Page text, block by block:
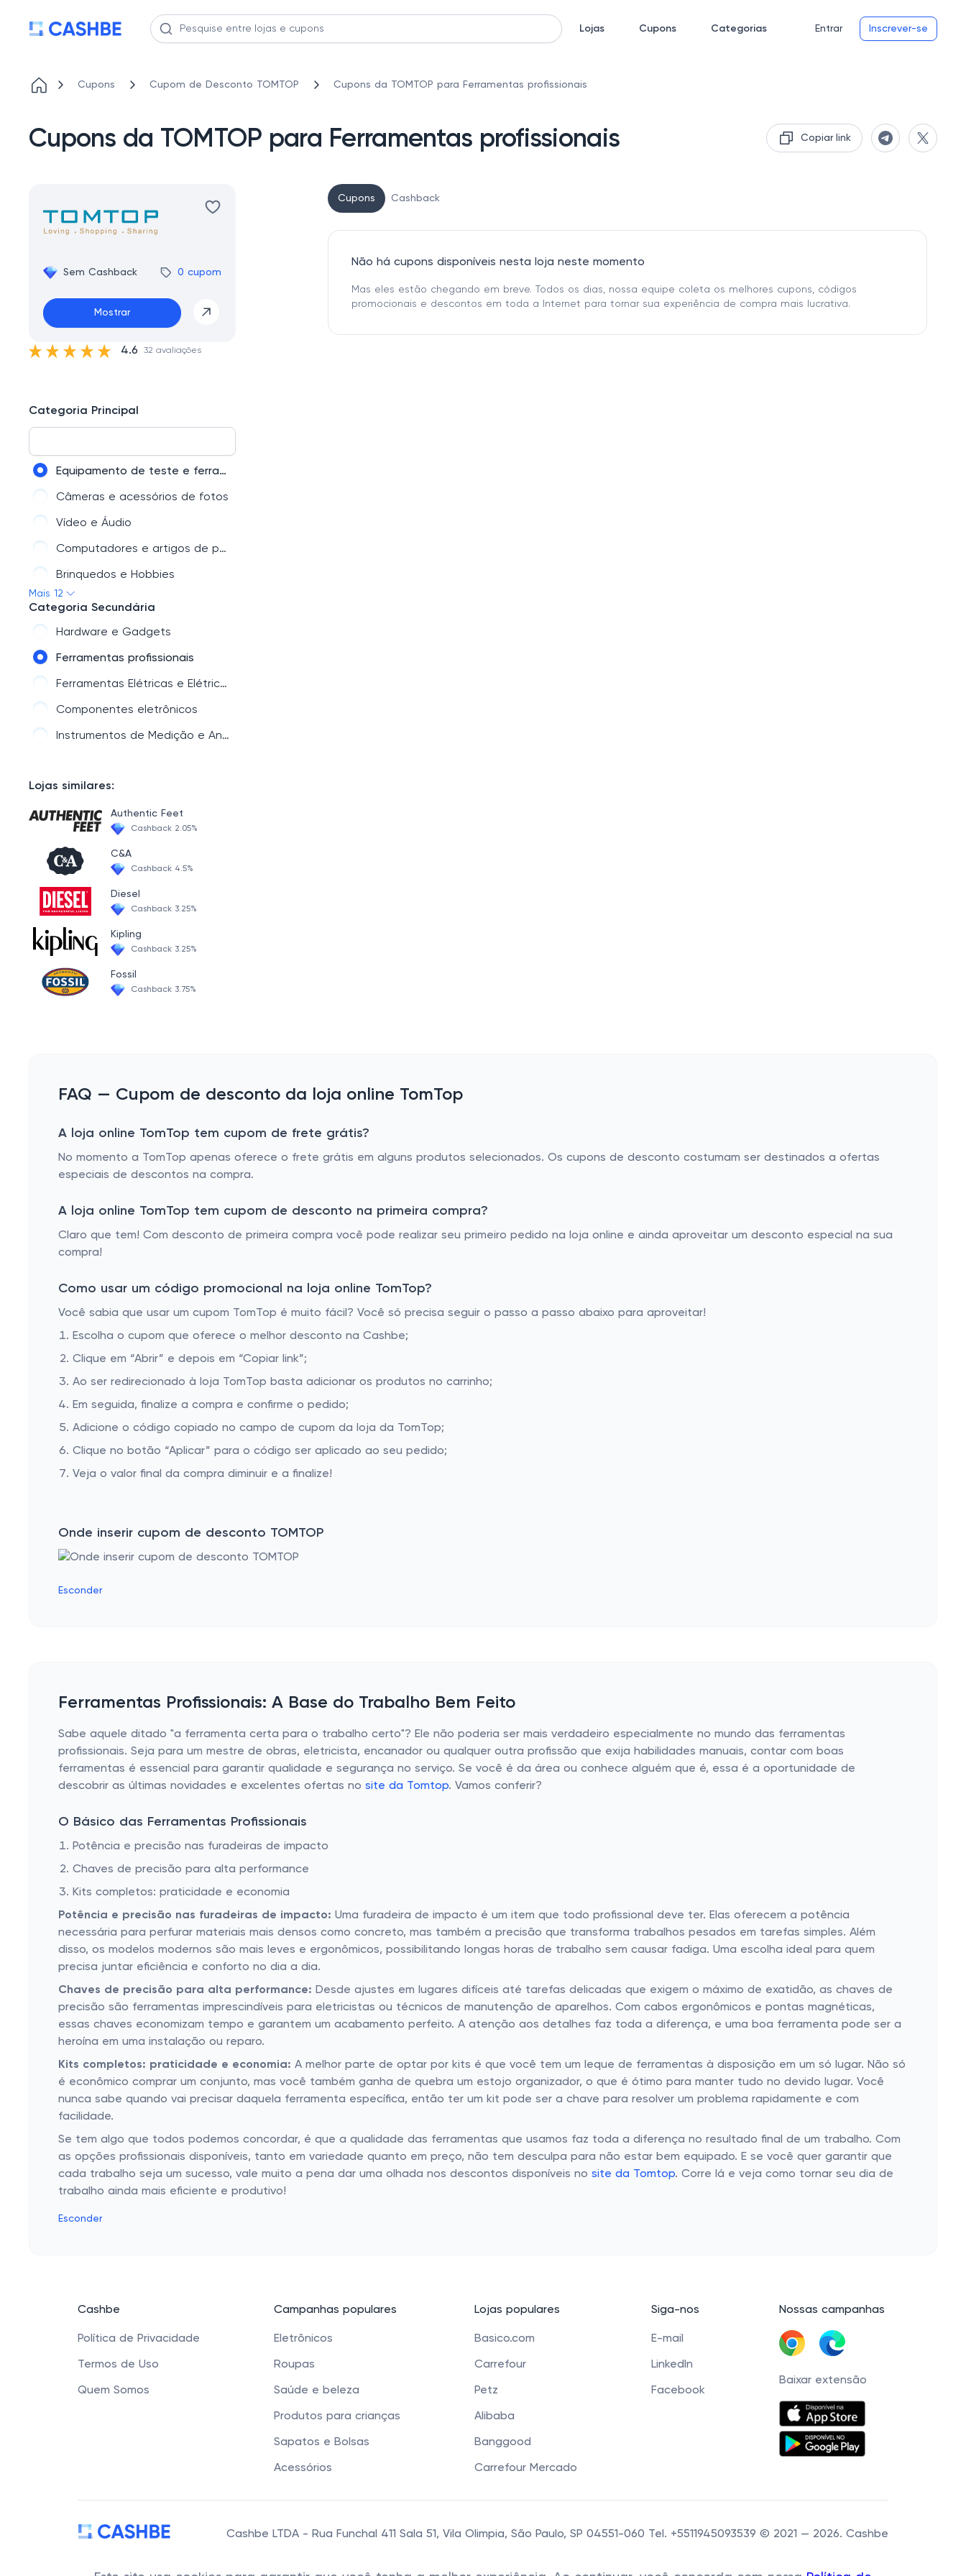
Lojas Cupons Categorias Entrar Inscrever-se
Cupons Cupom de Desconto TOMTOP Cupons da TOMTOP para Ferramentas profissionais
Cupons da TOMTOP para Ferramentas profissionais Copiar link
Sem Cashback 0 cupom
Mostrar
4.6 32 avaliações
Categoria Principal
Equipamento de teste e ferramentas
Câmeras e acessórios de fotos
Vídeo e Áudio
Computadores e artigos de papelaria
Brinquedos e Hobbies
Casa e Jardim
Celulares e Acessórios
Saúde & Beleza
Acessórios de carro
Esportes e exterior
Vestuário e joalheria
Mais 12
Categoria Secundária
Hardware e Gadgets
Ferramentas profissionais
Ferramentas Elétricas e Elétricas
Componentes eletrônicos
Instrumentos de Medição e Análise
Lojas similares:
Authentic Feet
Cashback 2.05%
C&A
Cashback 4.5%
Diesel
Cashback 3.25%
Kipling
Cashback 3.25%
Fossil
Cashback 3.75%
Cupons Cashback
Não há cupons disponíveis nesta loja neste momento
Mas eles estão chegando em breve. Todos os dias, nossa equipe coleta os melhores cupons, códigos
promocionais e descontos em toda a Internet para tornar sua experiência de compra mais lucrativa.
FAQ — Cupom de desconto da loja online TomTop
A loja online TomTop tem cupom de frete grátis?
No momento a TomTop apenas oferece o frete grátis em alguns produtos selecionados. Os cupons de desconto costumam ser destinados a ofertas
especiais de descontos na compra.
A loja online TomTop tem cupom de desconto na primeira compra?
Claro que tem! Com desconto de primeira compra você pode realizar seu primeiro pedido na loja online e ainda aproveitar um desconto especial na sua
compra!
Como usar um código promocional na loja online TomTop?
Você sabia que usar um cupom TomTop é muito fácil? Você só precisa seguir o passo a passo abaixo para aproveitar!
Escolha o cupom que oferece o melhor desconto na Cashbe;
Clique em “Abrir” e depois em “Copiar link”;
Ao ser redirecionado à loja TomTop basta adicionar os produtos no carrinho;
Em seguida, finalize a compra e confirme o pedido;
Adicione o código copiado no campo de cupom da loja da TomTop;
Clique no botão “Aplicar” para o código ser aplicado ao seu pedido;
Veja o valor final da compra diminuir e a finalize!
Onde inserir cupom de desconto TOMTOP
Esconder
Ferramentas Profissionais: A Base do Trabalho Bem Feito
Sabe aquele ditado "a ferramenta certa para o trabalho certo"? Ele não poderia ser mais verdadeiro especialmente no mundo das ferramentas
profissionais. Seja para um mestre de obras, eletricista, encanador ou qualquer outra profissão que exija habilidades manuais, contar com boas
ferramentas é essencial para garantir qualidade e segurança no serviço. Se você é da área ou conhece alguém que é, essa é a oportunidade de
descobrir as últimas novidades e excelentes ofertas no site da Tomtop. Vamos conferir?
O Básico das Ferramentas Profissionais
Potência e precisão nas furadeiras de impacto
Chaves de precisão para alta performance
Kits completos: praticidade e economia
Potência e precisão nas furadeiras de impacto: Uma furadeira de impacto é um item que todo profissional deve ter. Elas oferecem a potência
necessária para perfurar materiais mais densos como concreto, mas também a precisão que transforma trabalhos pesados em tarefas simples. Além
disso, os modelos modernos são mais leves e ergonômicos, possibilitando longas horas de trabalho sem causar fadiga. Uma escolha ideal para quem
precisa juntar eficiência e conforto no dia a dia.
Chaves de precisão para alta performance: Desde ajustes em lugares difíceis até tarefas delicadas que exigem o máximo de exatidão, as chaves de
precisão são ferramentas imprescindíveis para eletricistas ou técnicos de manutenção de aparelhos. Com cabos ergonômicos e pontas magnéticas,
essas chaves economizam tempo e garantem um acabamento perfeito. A atenção aos detalhes faz toda a diferença, e uma boa ferramenta pode ser a
heroína em uma instalação ou reparo.
Kits completos: praticidade e economia: A melhor parte de optar por kits é que você tem um leque de ferramentas à disposição em um só lugar. Não só
é econômico comprar um conjunto, mas você também ganha de quebra um estojo organizador, o que é ótimo para manter tudo no devido lugar. Você
nunca sabe quando vai precisar daquela ferramenta específica, então ter um kit pode ser a chave para resolver um problema rapidamente e com
facilidade.
Se tem algo que todos podemos concordar, é que a qualidade das ferramentas que usamos faz toda a diferença no resultado final de um trabalho. Com
as opções profissionais disponíveis, tanto em variedade quanto em preço, não tem desculpa para não estar bem equipado. E se você quer garantir que
cada trabalho seja um sucesso, vale muito a pena dar uma olhada nos descontos disponíveis no site da Tomtop. Corre lá e veja como tornar seu dia de
trabalho ainda mais eficiente e produtivo!
Esconder
Cashbe
Política de Privacidade
Termos de Uso
Quem Somos
Campanhas populares
Eletrônicos
Roupas
Saúde e beleza
Produtos para crianças
Sapatos e Bolsas
Acessórios
Lojas populares
Basico.com
Carrefour
Petz
Alibaba
Banggood
Carrefour Mercado
Siga-nos
E-mail
LinkedIn
Facebook
Nossas campanhas
Baixar extensão
Cashbe LTDA - Rua Funchal 411 Sala 51, Vila Olimpia, São Paulo, SP 04551-060 Tel. +5511945093539 © 2021 — 2026. Cashbe